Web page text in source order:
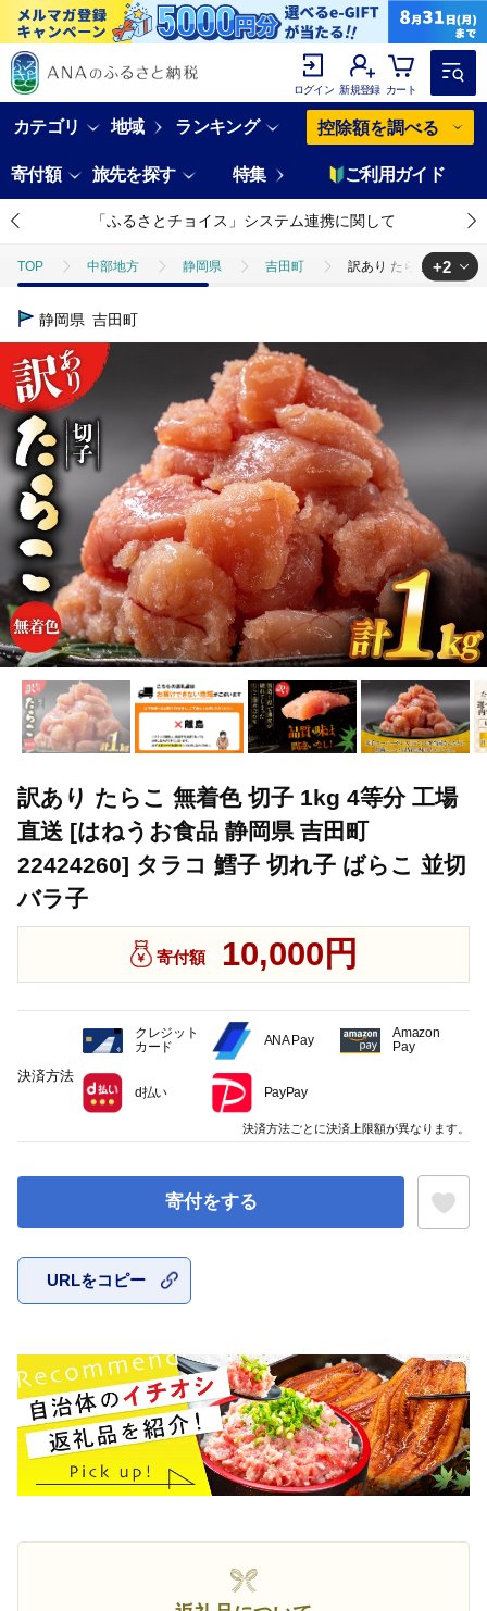
ログイン 新規登録 カート
カテゴリ 地域 ランキング 控除額を調べる
寄付額 旅先を探す 特集 ご利用ガイド
「ふるさとチョイス」システム連携に関して
TOP 中部地方 静岡県 吉田町 訳あり たらこ 無着色
TOP
魚介類 うに・いくら・魚卵
+2
静岡県 吉田町
訳あり たらこ 無着色 切子 1kg 4等分 工場
直送 [はねうお食品 静岡県 吉田町
22424260] タラコ 鱈子 切れ子 ばらこ 並切
バラ子
寄付額 10,000円
寄付をする
URLをコピー
決済方法
クレジット
カード
ANA Pay
Amazon
Pay
d払い PayPay
決済方法ごとに決済上限額が異なります。